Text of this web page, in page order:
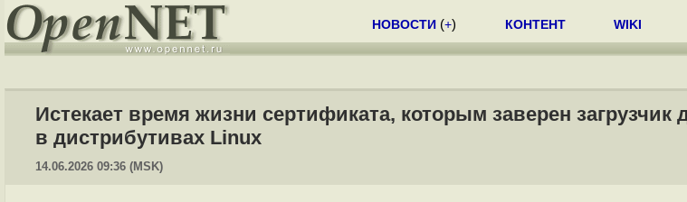
НОВОСТИ (+) КОНТЕНТ WIKI
Истекает время жизни сертификата, которым заверен загрузчик
в дистрибутивах Linux
14.06.2026 09:36 (MSK)